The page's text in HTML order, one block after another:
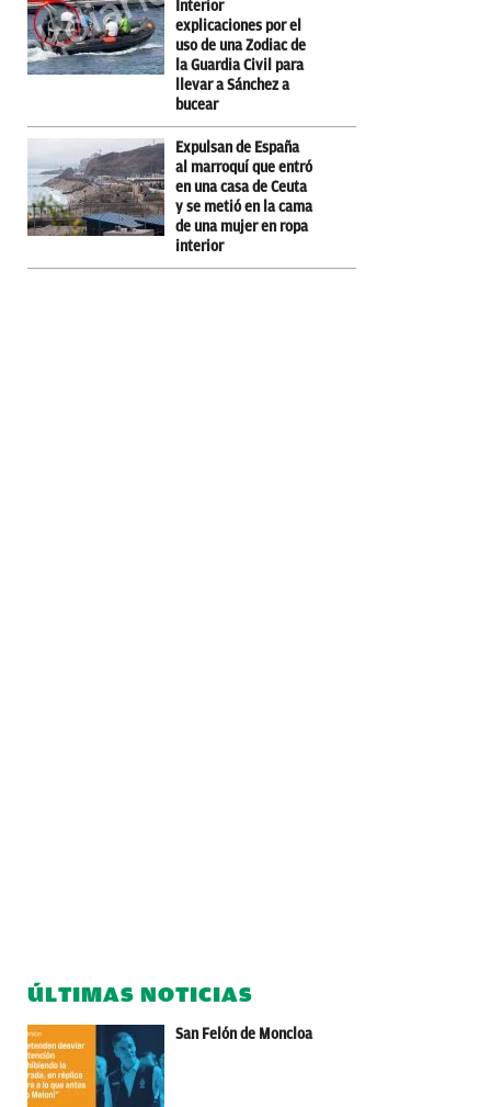
Interior
explicaciones por el
uso de una Zodiac de
la Guardia Civil para
llevar a Sánchez a
bucear
Expulsan de España
al marroquí que entró
en una casa de Ceuta
y se metió en la cama
de una mujer en ropa
interior
ÚLTIMAS NOTICIAS
San Felón de Moncloa